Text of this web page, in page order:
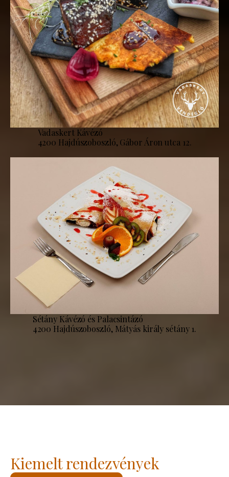
Vadaskert Kávézó
4200 Hajdúszoboszló, Gábor Áron utca 12.
Sétány Kávézó és Palacsintázó
4200 Hajdúszoboszló, Mátyás király sétány 1.
Kiemelt rendezvények